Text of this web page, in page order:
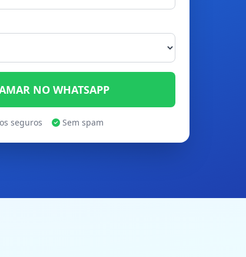
NO WHATSAPP
seguros Sem spam